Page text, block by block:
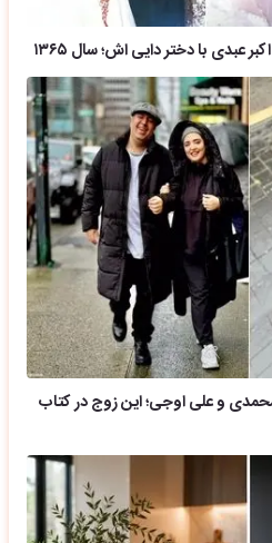
عبدی با دختر دایی اش؛ سال ۱۳۶۵
و علی اوجی؛ این زوج در کتاب